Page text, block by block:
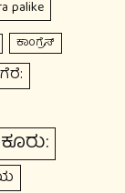
palike
ಕಾಂಗ್ರೆಸ್